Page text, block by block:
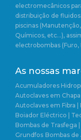
electromecânicos
distribuição de
piscinas
Químicos, etc…),
electrobombas
As nossas
Acumuladores
Autoclaves em
Autoclaves em Fibra |
Boiador Eléctrico |
Bombas de Trasfega
Grundfos Bombas de